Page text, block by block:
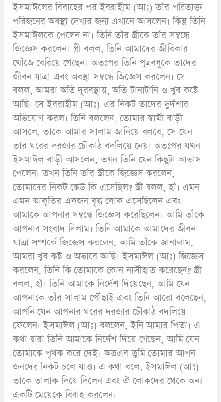
ইসমাঈলের বিবাহের পর ইবরাহীম (আঃ) তাঁর পরিত্যক্ত
পরিজনের অবস্থা দেখার জন্য এখানে আসলেন। কিন্তু তিনি
ইসমাঈলকে পেলেন না। তিনি তাঁর স্ত্রীকে তাঁর সম্বন্ধে
জিজ্ঞেস করলেন। স্ত্রী বলল, তিনি আমাদের জীবিকার
খোঁজে বেরিয়ে গেছেন। অতঃপর তিনি পুত্রবধূকে তাদের
জীবন যাত্রা এবং অবস্থা সম্বন্ধে জিজ্ঞেস করলেন। সে
বলল, আমরা অতি দূরবস্থায়, অতি টানাটানি ও খুব কষ্টে
আছি। সে ইবরাহীম (আঃ)-এর নিকট তাদের দুর্দশার
অভিযোগ করল। তিনি বললেন, তোমার স্বামী বাড়ী
আসলে, তাকে আমার সালাম জানিয়ে বলবে, সে যেন
তার ঘরের দরজার চৌকাঠ বদলিয়ে নেয়। অতঃপর যখন
ইসমাঈল বাড়ী আসলেন, তখন তিনি যেন কিছুটা আভাস
পেলেন। তখন তিনি তাঁর স্ত্রীকে জিজ্ঞেস করলেন,
তোমাদের নিকট কেউ কি এসেছিল? স্ত্রী বলল, হাঁ। এমন
এমন আকৃতির একজন বৃদ্ধ লোক এসেছিলেন এবং
আমাকে আপনার সম্বন্ধে জিজ্ঞেস করেছিলেন। আমি তাঁকে
আপনার সংবাদ দিলাম। তিনি আমাকে আমাদের জীবন
যাত্রা সম্পর্কে জিজ্ঞেস করলেন, আমি তাঁকে জানালাম,
আমরা খুব কষ্ট ও অভাবে আছি। ইসমাঈল (আঃ) জিজ্ঞেস
করলেন, তিনি কি তোমাকে কোন নাসীহাত করেছেন? স্ত্রী
বলল, হাঁ। তিনি আমাকে নির্দেশ দিয়েছেন, আমি যেন
আপনাকে তাঁর সালাম পৌঁছাই এবং তিনি আরো বলেছেন,
আপনি যেন আপনার ঘরের দরজার চৌকাঠ বদলিয়ে
ফেলেন। ইসমাঈল (আঃ) বললেন, ইনি আমার পিতা। এ
কথা দ্বারা তিনি আমাকে নির্দেশ দিয়ে গেছেন, আমি যেন
তোমাকে পৃথক করে দেই। অতএব তুমি তোমার আপন
জনদের নিকট চলে যাও। এ কথা বলে, ইসমাঈল (আঃ)
তাকে তালাক দিয়ে দিলেন এবং ঐ লোকদের থেকে অন্য
একটি মেয়েকে বিবাহ করলেন।